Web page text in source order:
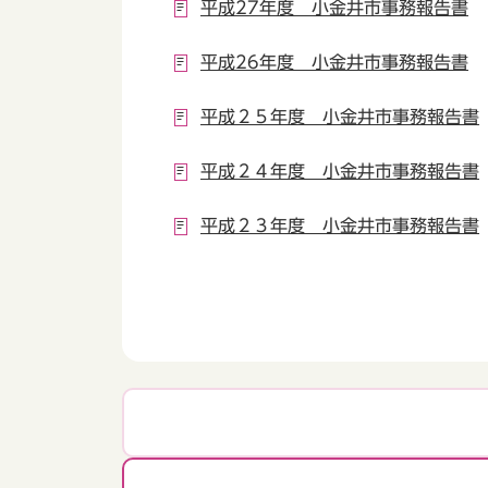
平成27年度 小金井市事務報告書
平成26年度 小金井市事務報告書
平成２５年度 小金井市事務報告書
平成２４年度 小金井市事務報告書
平成２３年度 小金井市事務報告書